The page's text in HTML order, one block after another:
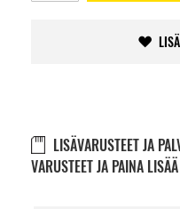
LISÄVARUSTEET JA
VARUSTEET JA PAINA